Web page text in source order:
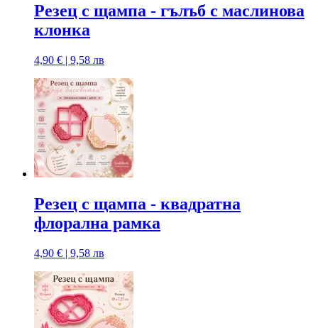
Резец с щампa - гълъб с маслинова
клонка
4,90 € | 9,58 лв
Резец с щампa - квадратна
флорална рамка
4,90 € | 9,58 лв